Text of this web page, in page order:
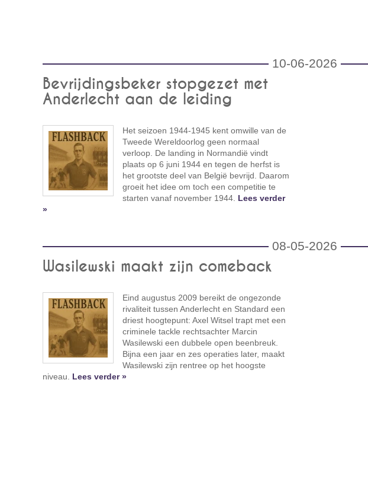
10-06-2026
Bevrijdingsbeker stopgezet met
Anderlecht aan de leiding
Het seizoen 1944-1945 kent omwille van de
Tweede Wereldoorlog geen normaal
verloop. De landing in Normandië vindt
plaats op 6 juni 1944 en tegen de herfst is
het grootste deel van België bevrijd. Daarom
groeit het idee om toch een competitie te
starten vanaf november 1944. Lees verder
»
08-05-2026
Wasilewski maakt zijn comeback
Eind augustus 2009 bereikt de ongezonde
rivaliteit tussen Anderlecht en Standard een
driest hoogtepunt: Axel Witsel trapt met een
criminele tackle rechtsachter Marcin
Wasilewski een dubbele open beenbreuk.
Bijna een jaar en zes operaties later, maakt
Wasilewski zijn rentree op het hoogste
niveau. Lees verder »